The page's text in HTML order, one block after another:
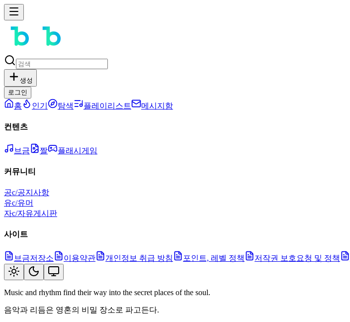
생성
로그인
홈 인기 탐색 플레이리스트 메시지함
컨텐츠
브금 짤 플래시게임
커뮤니티
공c/공지사항
유c/유머
자c/자유게시판
사이트
브금저장소 이용약관 개인정보 취급 방침 포인트, 레벨 정책 저작권 보호요청 및 정책
Music and rhythm find their way into the secret places of the soul.
음악과 리듬은 영혼의 비밀 장소로 파고든다.